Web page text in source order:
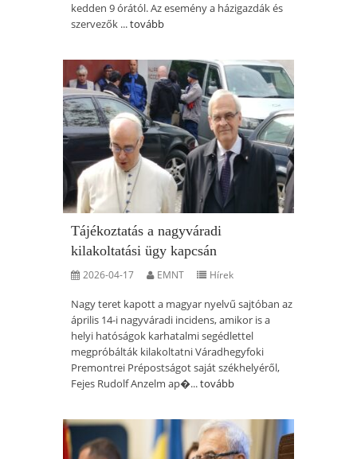
kedden 9 órától. Az esemény a házigazdák és
szervezők ...tovább
Tájékoztatás a nagyváradi
kilakoltatási ügy kapcsán
2026-04-17 EMNT Hírek
Nagy teret kapott a magyar nyelvű sajtóban az
április 14-i nagyváradi incidens, amikor is a
helyi hatóságok karhatalmi segédlettel
megpróbálták kilakoltatni Váradhegyfoki
Premontrei Prépostságot saját székhelyéről,
Fejes Rudolf Anzelm ap�...tovább